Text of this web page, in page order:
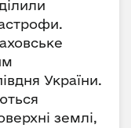
України.
землі,